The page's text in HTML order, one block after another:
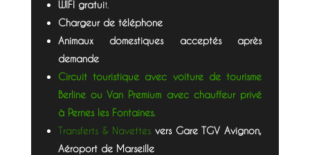
WIFI gratuit.
Chargeur de téléphone
Animaux domestiques acceptés après
demande
Circuit touristique avec voiture de tourisme
Berline ou Van Premium avec chauffeur privé
à Pernes les Fontaines.
Transferts & Navettes vers Gare TGV Avignon,
Aéroport de Marseille